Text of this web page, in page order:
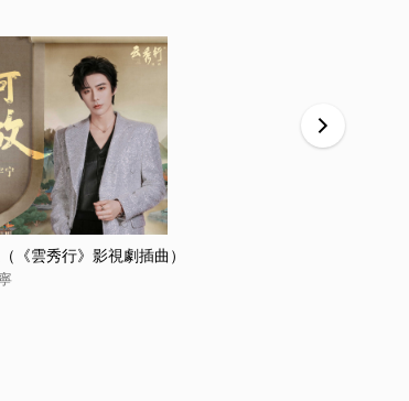
《雲秀行》影視劇插曲）